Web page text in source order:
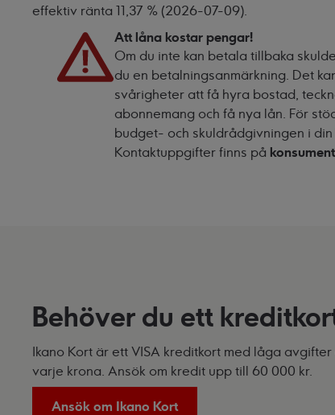
effektiv ränta 11,37 % (2026-07-09).
Att låna kostar pengar!
Om du inte kan betala tillbaka
du en betalningsanmärkning. Det
svårigheter att få hyra bostad,
abonnemang och få nya lån. För
budget- och skuldrådgivningen i din
Kontaktuppgifter finns på
Behöver du ett
Ikano Kort är ett VISA kreditkort med låga
varje krona. Ansök om kredit upp till 60 000 kr.
Ansök om Ikano Kort